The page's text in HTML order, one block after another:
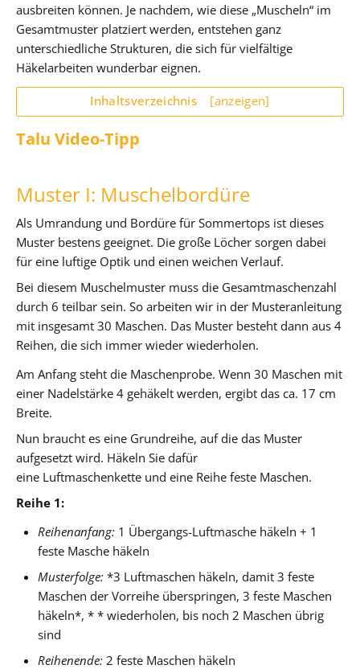
ausbreiten können. Je nachdem, wie diese „Muscheln“ im
Gesamtmuster platziert werden, entstehen ganz
unterschiedliche Strukturen, die sich für vielfältige
Häkelarbeiten wunderbar eignen.
Inhaltsverzeichnis [anzeigen]
Talu Video-Tipp
Muster I: Muschelbordüre
Als Umrandung und Bordüre für Sommertops ist dieses
Muster bestens geeignet. Die große Löcher sorgen dabei
für eine luftige Optik und einen weichen Verlauf.
Bei diesem Muschelmuster muss die Gesamtmaschenzahl
durch 6 teilbar sein. So arbeiten wir in der Musteranleitung
mit insgesamt 30 Maschen. Das Muster besteht dann aus 4
Reihen, die sich immer wieder wiederholen.
Am Anfang steht die Maschenprobe. Wenn 30 Maschen mit
einer Nadelstärke 4 gehäkelt werden, ergibt das ca. 17 cm
Breite.
Nun braucht es eine Grundreihe, auf die das Muster
aufgesetzt wird. Häkeln Sie dafür
eine Luftmaschenkette und eine Reihe feste Maschen.
Reihe 1:
Reihenanfang: 1 Übergangs-Luftmasche häkeln + 1
feste Masche häkeln
Musterfolge: *3 Luftmaschen häkeln, damit 3 feste
Maschen der Vorreihe überspringen, 3 feste Maschen
häkeln*, * * wiederholen, bis noch 2 Maschen übrig
sind
Reihenende: 2 feste Maschen häkeln